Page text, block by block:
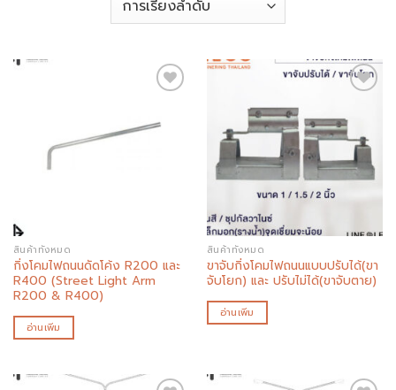
Add to
สินค้าทั้งหมด
กิ่งโคมไฟถนนดัดโค้ง R200 และ
R400 (Street Light Arm
R200 & R400)
อ่านเพิ่ม
Add to
wishlist
สินค้าทั้งหมด
ขาจับกิ่งโคมไฟถนนแบบปรับได้(ขา
จับโยก) และ ปรับไม่ได้(ขาจับตาย)
อ่านเพิ่ม